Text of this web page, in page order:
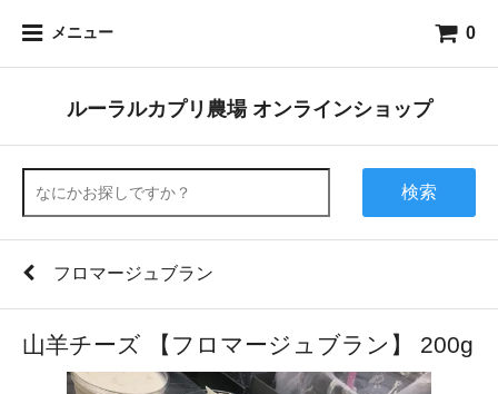
メニュー 0
ルーラルカプリ農場 オンラインショップ
検索
フロマージュブラン
山羊チーズ 【フロマージュブラン】 200g